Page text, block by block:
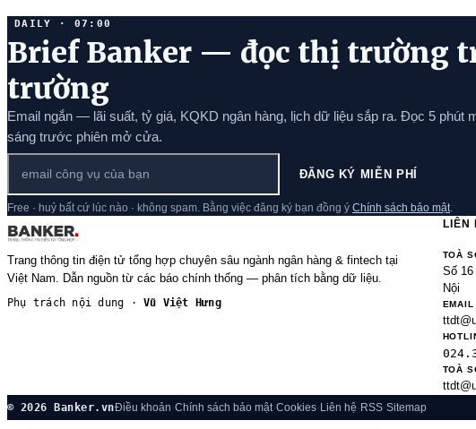
DAILY · 07:00
Brief Banker — đọc thị trường
trường
Email ngắn — lãi suất, tỷ giá, KQKD ngân hàng, lịch dữ liệu sắp ra. Đọc 5 phút
sáng trước phiên mở cửa.
ĐĂNG KÝ MIỄN PHÍ
Free · huỷ bất cứ lúc nào · không spam. Bằng việc đăng ký bạn đồng ý Chính sách bảo mật
Trang thông tin điện tử tổng hợp chuyên sâu ngành ngân hàng & fintech tại
Việt Nam. Dẫn nguồn từ các báo chính thống — phân tích bằng dữ liệu.
Phụ trách nội dung ·Vũ Việt Hưng
LIÊN
TOÀ
Số
Nội
EMAIL
TOÀ
© 2026 Banker.vnĐiều khoản·Chính sách bảo mật·Cookies· Liên hệ· RSS·Sitemap